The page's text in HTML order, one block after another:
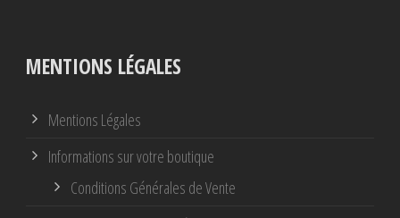
MENTIONS LÉGALES
Mentions Légales
Informations sur votre boutique
Conditions Générales de Vente